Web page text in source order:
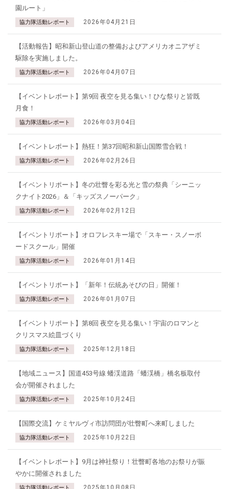
園ルート」
協力隊活動レポート 2026年04月21日
【活動報告】昭和新山登山道の整備およびアメリカオニアザミ
駆除を実施しました。
協力隊活動レポート 2026年04月07日
【イベントレポート】第9回 夜空を見る集い！ひな祭りと皆既
月食！
協力隊活動レポート 2026年03月04日
【イベントレポート】熱狂！第37回昭和新山国際雪合戦！
協力隊活動レポート 2026年02月26日
【イベントリポート】冬の壮瞥を彩る光と雪の祭典「シーニッ
クナイト2026」＆「キッズスノーパーク」
協力隊活動レポート 2026年02月12日
【イベントリポート】オロフレスキー場で「スキー・スノーボ
ードスクール」開催
協力隊活動レポート 2026年01月14日
【イベントリポート】「新年！伝統あそびの日」開催！
協力隊活動レポート 2026年01月07日
【イベントリポート】第8回 夜空を見る集い！宇宙のロマンと
クリスマス絵皿づくり
協力隊活動レポート 2025年12月18日
【地域ニュース】国道453号線 蟠渓道路「蟠渓橋」橋名板取付
会が開催されました
協力隊活動レポート 2025年10月24日
【国際交流】ケミヤルヴィ市訪問団が壮瞥町へ来町しました
協力隊活動レポート 2025年10月22日
【イベントレポート】9月は神社祭り！壮瞥町各地のお祭りが賑
やかに開催されました
協力隊活動レポート 2025年10月08日